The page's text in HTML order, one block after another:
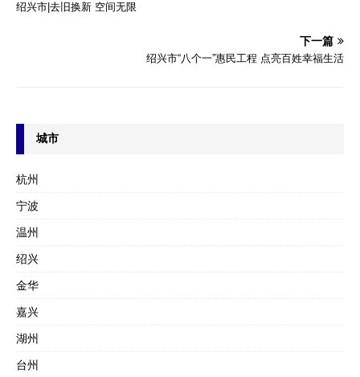
绍兴市|去旧换新 空间无限
下一篇
绍兴市“八个一”惠民工程 点亮百姓幸福生活
城市
杭州
宁波
温州
绍兴
金华
嘉兴
湖州
台州